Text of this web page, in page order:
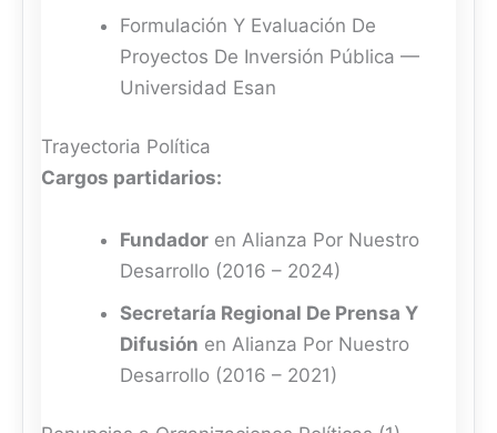
Formulación Y Evaluación De
Proyectos De Inversión Pública —
Universidad Esan
Trayectoria Política
Cargos partidarios:
Fundador en Alianza Por Nuestro
Desarrollo (2016 – 2024)
Secretaría Regional De Prensa Y
Difusión en Alianza Por Nuestro
Desarrollo (2016 – 2021)